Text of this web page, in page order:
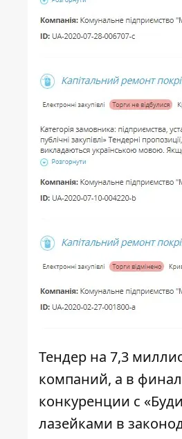
Тендер на 7,3
компаний, а в
конкуренции с
лазейками в